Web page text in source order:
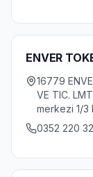
ENVER
16779
VE TIC.
merkezi 1/3
0352 220